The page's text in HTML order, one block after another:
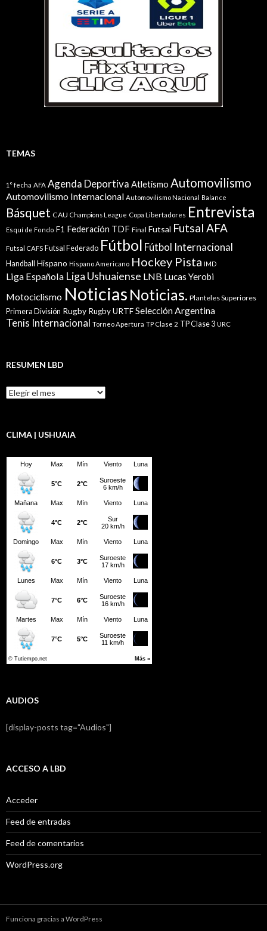
TEMAS
1° fecha AFA Agenda Deportiva Atletismo Automovilismo
Automovilismo Internacional Automovilismo Nacional Balance
Básquet CAU Champions League Copa Libertadores Entrevista
Esquí de Fondo F1 Federación TDF Final Futsal Futsal AFA
Futsal CAFS Futsal Federado Fútbol Fútbol Internacional
Handball Hispano Hispano Americano Hockey Pista IMD
Liga Española Liga Ushuaiense LNB Lucas Yerobi
Motociclismo Noticias Noticias. Planteles Superiores
Primera División Rugby Rugby URTFSelección Argentina
Tenis Internacional Torneo Apertura TP Clase 2 TP Clase 3 URC
RESUMEN LBD
Resumen
LBD
CLIMA | USHUAIA
AUDIOS
[display-posts tag="Audios"]
ACCESO A LBD
Acceder
Feed de entradas
Feed de comentarios
WordPress.org
Funciona gracias a WordPress